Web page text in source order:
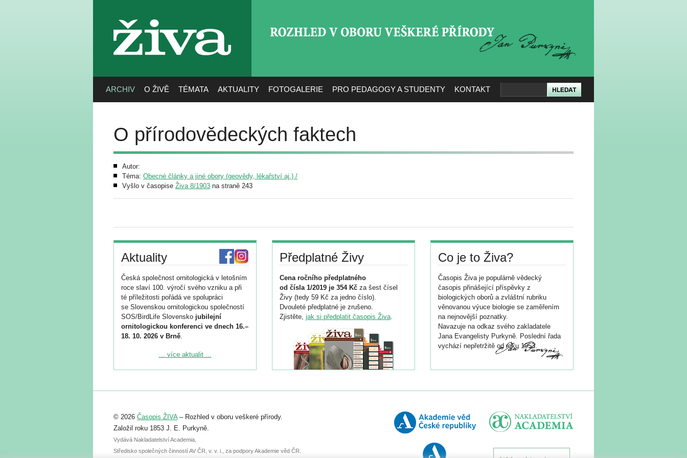
živa
ARCHIV O ŽIVĚ TÉMATA AKTUALITY FOTOGALERIE PRO PEDAGOGY A STUDENTY KONTAKT
O přírodovědeckých faktech
Autor:
Téma: Obecné články a jiné obory (geovědy, lékařství aj.) /
Vyšlo v časopise Živa 8/1903 na straně 243
Aktuality
Česká společnost ornitologická v letošním
roce slaví 100. výročí svého vzniku a při
té příležitosti pořádá ve spolupráci
se Slovenskou ornitologickou společností
SOS/BirdLife Slovensko jubilejní
ornitologickou konferenci ve dnech 16.–
18. 10. 2026 v Brně.
Podrobnější informace ke konferenci
Registrovat se můžete do 6. září.
abstraktu přihlášené přednášky nebo
posteru je už 30. června.
... více aktualit ...
Předplatné Živy
Cena ročního předplatného
od čísla 1/2019 je 354 Kč za šest čísel
Živy (tedy 59 Kč za jedno číslo).
Dvouleté předplatné je zrušeno.
Zjistěte, jak si předplatit časopis Živa.
Co je to Živa?
Časopis Živa je populárně vědecký
časopis přinášející příspěvky z
biologických oborů a zvláštní rubriku
věnovanou výuce biologie se zaměřením
na nejnovější poznatky.
Navazuje na odkaz svého zakladatele
Jana Evangelisty Purkyně. Poslední řada
vychází nepřetržitě od roku 1953.
© 2026 Časopis ŽIVA– Rozhled v oboru veškeré přírody.
Založil roku 1853 J. E. Purkyně.
Vydává Nakladatelství Academia,
Středisko společných činností AV ČR, v. v. i., za podpory Akademie věd ČR.